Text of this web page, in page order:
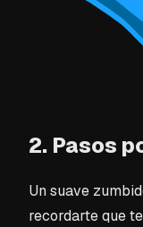
2. Pasos
Un suave
recordarte que